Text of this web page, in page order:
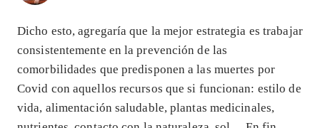
Dicho esto, agregaría que la mejor estrategia es trabajar
consistentemente en la prevención de las
comorbilidades que predisponen a las muertes por
Covid con aquellos recursos que si funcionan: estilo de
vida, alimentación saludable, plantas medicinales,